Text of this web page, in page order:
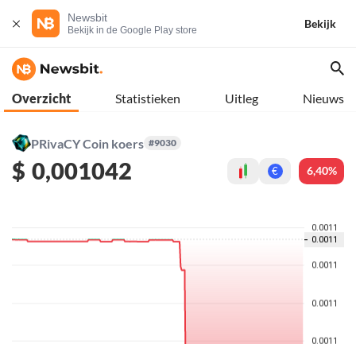
Newsbit
Bekijk in de Google Play store
Bekijk
Overzicht Statistieken Uitleg Nieuws
PRivaCY Coin koers #9030
$ 0,001042 € 6,40%